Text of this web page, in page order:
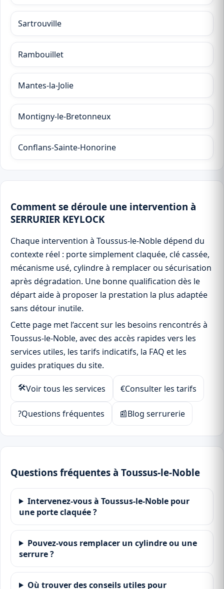
Sartrouville
Rambouillet
Mantes-la-Jolie
Montigny-le-Bretonneux
Conflans-Sainte-Honorine
Comment se déroule une intervention à
SERRURIER KEYLOCK
Chaque intervention à Toussus-le-Noble dépend du
contexte réel : porte simplement claquée, clé cassée,
mécanisme usé, cylindre à remplacer ou sécurisation
après dégradation. Une bonne qualification dès le
départ aide à proposer la prestation la plus adaptée
sans détour inutile.
Cette page met l’accent sur les besoins rencontrés à
Toussus-le-Noble, avec des accès rapides vers les
services utiles, les tarifs indicatifs, la FAQ et les
guides pratiques du site.
🛠Voir tous les services €Consulter les tarifs
?Questions fréquentes 📰Blog serrurerie
Questions fréquentes à Toussus-le-Noble
Intervenez-vous à Toussus-le-Noble pour
une porte claquée ?
Pouvez-vous remplacer un cylindre ou une
serrure ?
Où trouver des conseils utiles pour